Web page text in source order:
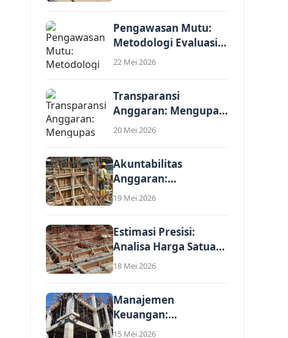
Pengawasan Mutu:
Metodologi Evaluasi
Kewajaran Harga
22 Mei 2026
Transparansi
Anggaran: Mengupas
Komponen Biaya
20 Mei 2026
Akuntabilitas
Anggaran:
Implementasi Standar
19 Mei 2026
Estimasi Presisi:
Analisa Harga Satuan
Pekerjaan Renovasi
18 Mei 2026
Manajemen
Keuangan:
Perhitungan Profit
15 Mei 2026